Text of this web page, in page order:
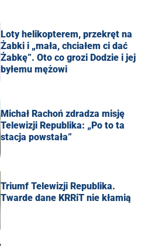
Loty helikopterem, przekręt na
Żabki i „mała, chciałem ci dać
Żabkę”. Oto co grozi Dodzie i jej
byłemu mężowi
Michał Rachoń zdradza misję
Telewizji Republika: „Po to ta
stacja powstała”
Triumf Telewizji Republika.
Twarde dane KRRiT nie kłamią